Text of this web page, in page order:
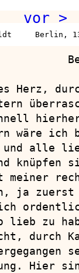
vor >
Berlin,
Herz,
hierher
wäre ich
alle
knüpfen
ja zuerst
lieb zu
durch
Hier